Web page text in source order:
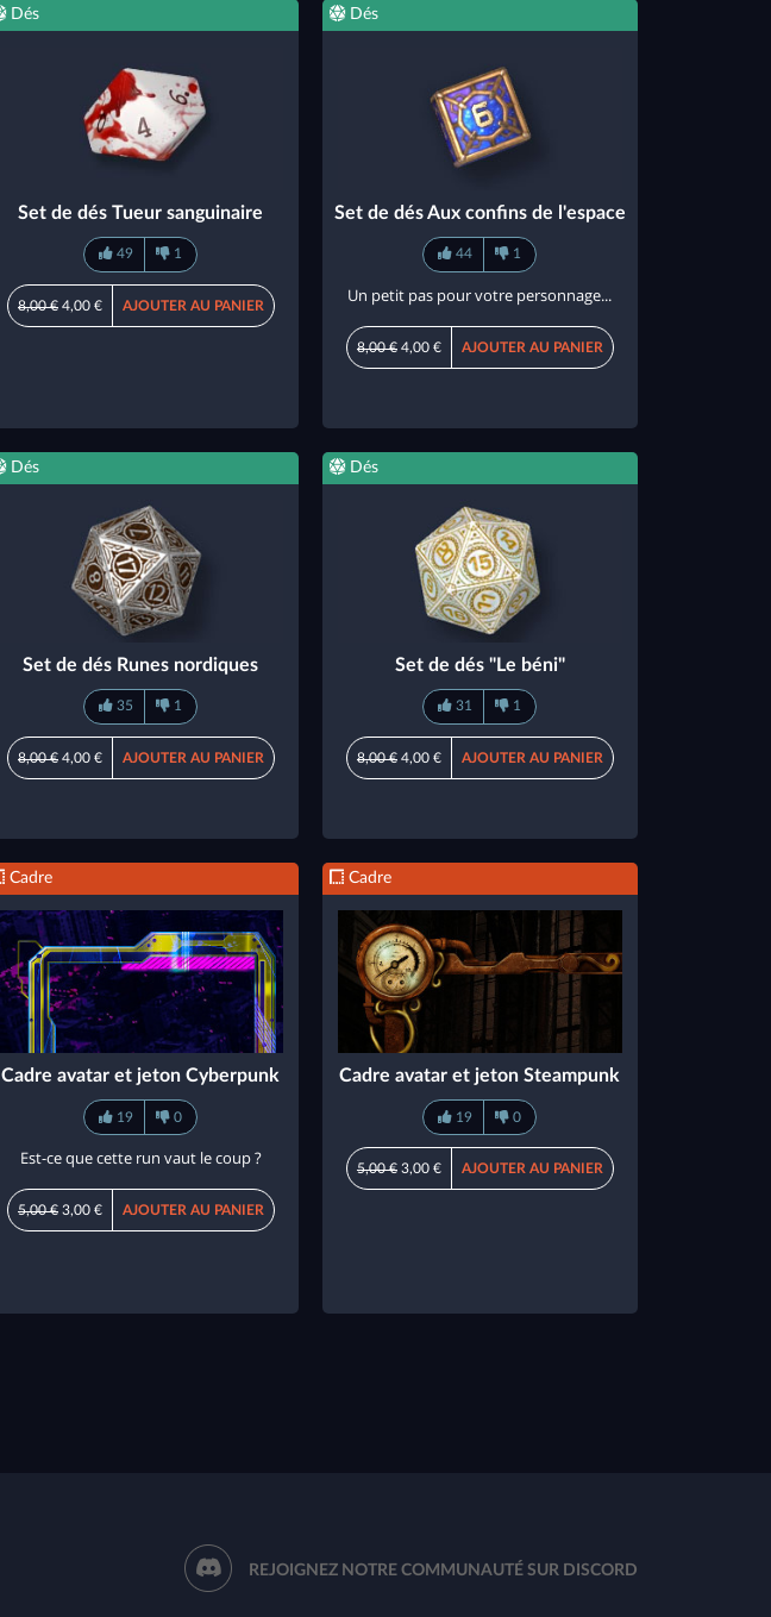
Dés
Set de dés Tueur sanguinaire
49 1
8,00 €4,00 € AJOUTER AU PANIER
Dés
Set de dés Aux confins de l'espace
44 1
Un petit pas pour votre personnage...
8,00 €4,00 € AJOUTER AU PANIER
Dés
Set de dés Runes nordiques
35 1
8,00 €4,00 € AJOUTER AU PANIER
Dés
Set de dés "Le béni"
31 1
8,00 €4,00 € AJOUTER AU PANIER
Cadre
Cadre avatar et jeton Cyberpunk
19 0
Est-ce que cette run vaut le coup ?
5,00 €3,00 € AJOUTER AU PANIER
Cadre
Cadre avatar et jeton Steampunk
19 0
5,00 €3,00 € AJOUTER AU PANIER
REJOIGNEZ NOTRE COMMUNAUTÉ SUR DISCORD